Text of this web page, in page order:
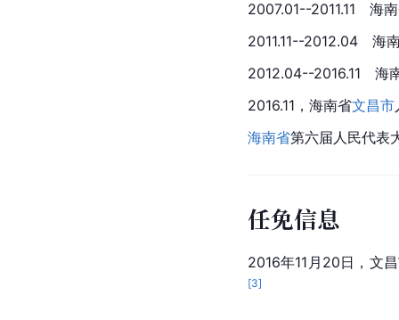
2007.01--2011.11  海
2011.11--2012.04  海
2012.04--2016.11  海
2016.11，海南省文昌市
海南省第六届人民代表
任免信息
2016年11月20日，文
[3]